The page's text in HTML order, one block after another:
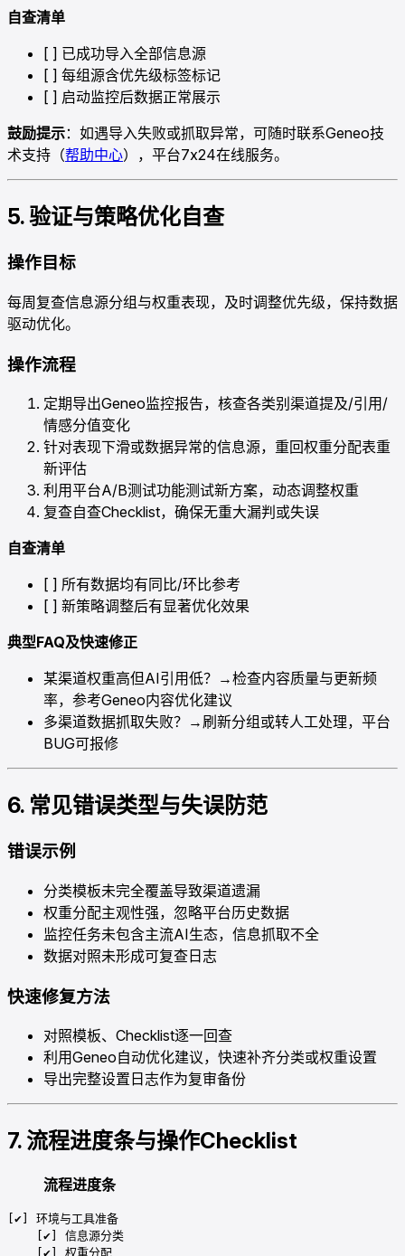
自查清单
[ ] 已成功导入全部信息源
[ ] 每组源含优先级标签标记
[ ] 启动监控后数据正常展示
鼓励提示：如遇导入失败或抓取异常，可随时联系Geneo技
术支持（帮助中心），平台7x24在线服务。
5. 验证与策略优化自查
操作目标
每周复查信息源分组与权重表现，及时调整优先级，保持数据
驱动优化。
操作流程
定期导出Geneo监控报告，核查各类别渠道提及/引用/
情感分值变化
针对表现下滑或数据异常的信息源，重回权重分配表重
新评估
利用平台A/B测试功能测试新方案，动态调整权重
复查自查Checklist，确保无重大漏判或失误
自查清单
[ ] 所有数据均有同比/环比参考
[ ] 新策略调整后有显著优化效果
典型FAQ及快速修正
某渠道权重高但AI引用低？→检查内容质量与更新频
率，参考Geneo内容优化建议
多渠道数据抓取失败？→刷新分组或转人工处理，平台
BUG可报修
6. 常见错误类型与失误防范
错误示例
分类模板未完全覆盖导致渠道遗漏
权重分配主观性强，忽略平台历史数据
监控任务未包含主流AI生态，信息抓取不全
数据对照未形成可复查日志
快速修复方法
对照模板、Checklist逐一回查
利用Geneo自动优化建议，快速补齐分类或权重设置
导出完整设置日志作为复审备份
7. 流程进度条与操作Checklist
流程进度条
[✔] 环境与工具准备
    [✔] 信息源分类
    [✔] 权重分配